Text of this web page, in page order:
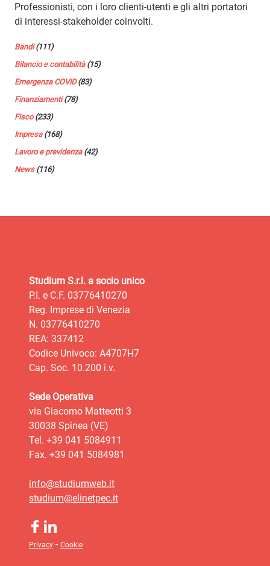
Professionisti, con i loro clienti-utenti e gli altri portatori
di interessi-stakeholder coinvolti.
Bandi(111)
Bilancio e contabilità(15)
Emergenza COVID(83)
Finanziamenti(78)
Fisco(233)
Impresa(168)
Lavoro e previdenza(42)
News(116)
Studium S.r.l. a socio unico
P.I. e C.F. 03776410270
Reg. Imprese di Venezia
N. 03776410270
REA: 337412
Codice Univoco: A4707H7
Cap. Soc. 10.200 i.v.
Sede Operativa
via Giacomo Matteotti 3
30038 Spinea (VE)
Tel. +39 041 5084911
Fax. +39 041 5084981
info@studiumweb.it
studium@elinetpec.it
Privacy - Cookie